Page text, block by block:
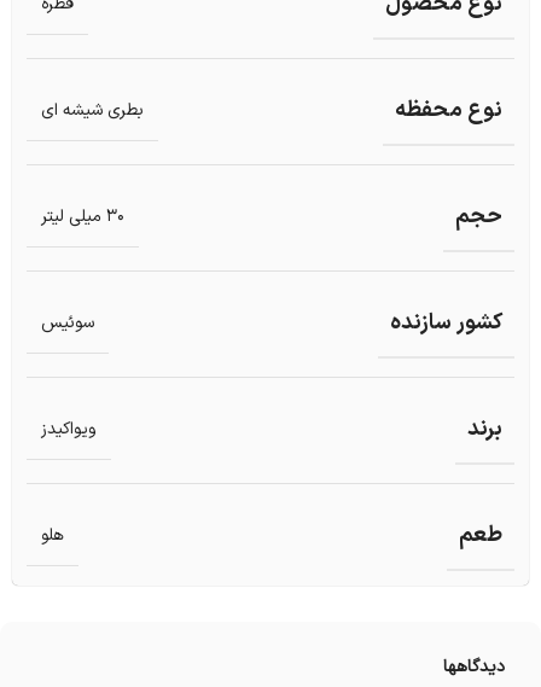
نوع محفظه بطری شیشه ای
حجم 30 میلی لیتر
کشور سازنده سوئیس
برند ویواکیدز
طعم هلو
دیدگاهها